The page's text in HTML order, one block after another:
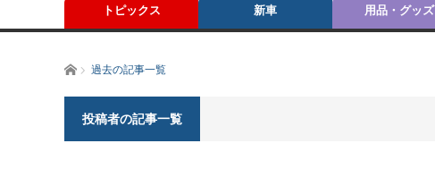
トピックス 新車 用品・グッズ
ホーム過去の記事一覧
投稿者の記事一覧